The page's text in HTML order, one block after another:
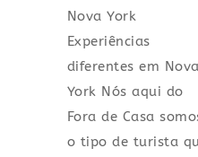
Nova York
Experiências
diferentes em Nova
York Nós aqui do
Fora de Casa
o tipo de turista